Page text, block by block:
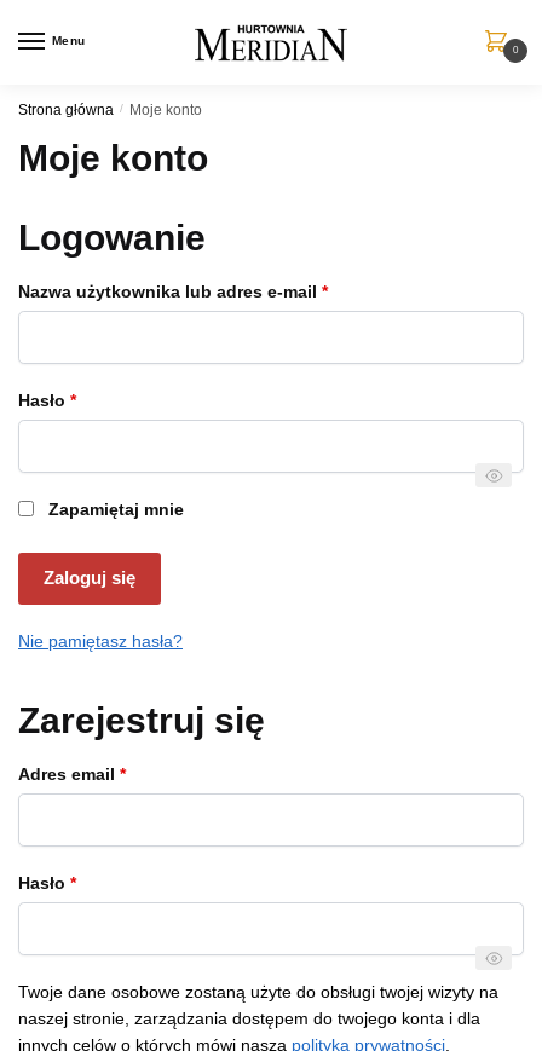
Menu
0
Strona główna / Moje konto
Moje konto
Logowanie
Nazwa użytkownika lub adres e-mail *Wymagane
Hasło *Wymagane
Zapamiętaj mnie
Zaloguj się
Nie pamiętasz hasła?
Zarejestruj się
Adres email *Wymagane
Hasło *Wymagane
Twoje dane osobowe zostaną użyte do obsługi twojej wizyty na
naszej stronie, zarządzania dostępem do twojego konta i dla
innych celów o których mówi nasza polityka prywatności.